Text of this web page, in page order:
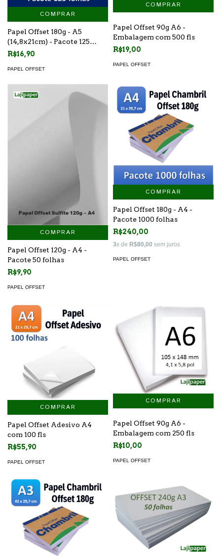
COMPRAR
Papel Offset 180g - A5
(14,8x21cm) - Pacote 125
folhas
R$16,90
PAPEL OFFSET
Papel Offset 90g A6 -
Embalagem com 500 fls
R$19,00
PAPEL OFFSET
COMPRAR
Papel Offset 120g - A4 -
Pacote 50 folhas
R$9,90
PAPEL OFFSET
COMPRAR
Papel Offset 180g - A4 -
Pacote 1000 folhas
R$240,00
3x de R$80,00 sem juros
PAPEL OFFSET
COMPRAR
Papel Offset Adesivo A4
com 100 fls
R$55,90
PAPEL OFFSET
Papel Offset 90g A6 -
Embalagem com 250 fls
R$10,00
PAPEL OFFSET